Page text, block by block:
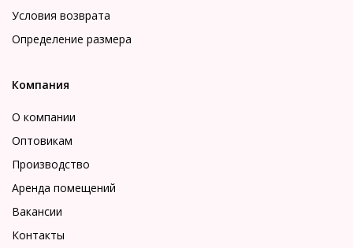
Условия возврата
Определение размера
Компания
О компании
Оптовикам
Производство
Аренда помещений
Вакансии
Контакты